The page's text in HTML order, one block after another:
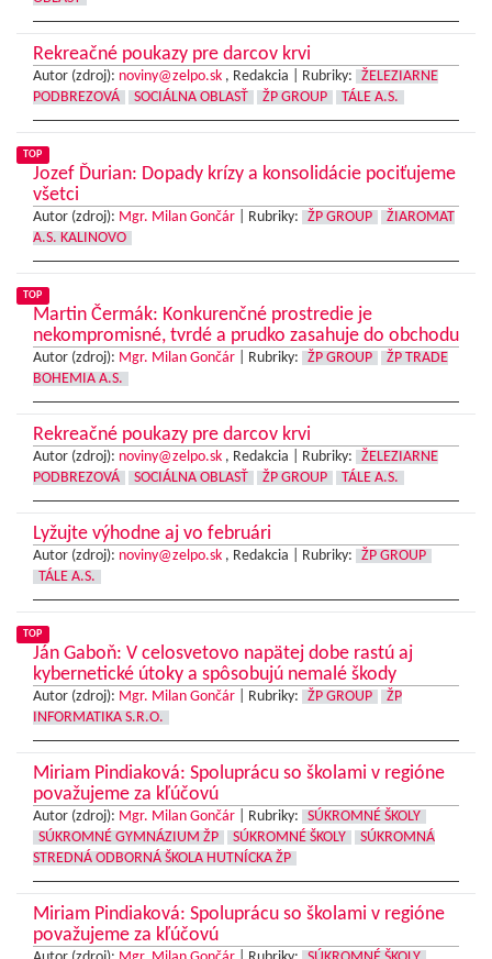
Rekreačné poukazy pre darcov krvi
Autor (zdroj): noviny@zelpo.sk , Redakcia | Rubriky:
ŽELEZIARNE
PODBREZOVÁ
SOCIÁLNA OBLASŤ ŽP GROUP TÁLE A.S.
TOP
Jozef Ďurian: Dopady krízy a konsolidácie pociťujeme
všetci
Autor (zdroj): Mgr. Milan Gončár Rubriky: ŽP GROUP
ŽIAROMAT
A.S. KALINOVO
TOP
Martin Čermák: Konkurenčné prostredie je
nekompromisné, tvrdé a prudko zasahuje do obchodu
Autor (zdroj): Mgr. Milan Gončár Rubriky: ŽP GROUP
ŽP TRADE
BOHEMIA A.S.
Rekreačné poukazy pre darcov krvi
Autor (zdroj): noviny@zelpo.sk , Redakcia | Rubriky:
ŽELEZIARNE
PODBREZOVÁ
SOCIÁLNA OBLASŤ ŽP GROUP TÁLE A.S.
Lyžujte výhodne aj vo februári
Autor (zdroj): noviny@zelpo.sk , Redakcia | Rubriky:
ŽP GROUP
TÁLE A.S.
TOP
Ján Gaboň: V celosvetovo napätej dobe rastú aj
kybernetické útoky a spôsobujú nemalé škody
Autor (zdroj): Mgr. Milan Gončár Rubriky: ŽP GROUP
ŽP
INFORMATIKA S.R.O.
Miriam Pindiaková: Spoluprácu so školami v regióne
považujeme za kľúčovú
Autor (zdroj): Mgr. Milan Gončár Rubriky:
SÚKROMNÉ ŠKOLY
SÚKROMNÉ GYMNÁZIUM ŽP
SÚKROMNÉ ŠKOLY
SÚKROMNÁ
STREDNÁ ODBORNÁ ŠKOLA HUTNÍCKA ŽP
Miriam Pindiaková: Spoluprácu so školami v regióne
považujeme za kľúčovú